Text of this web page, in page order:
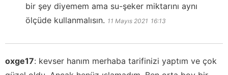
bir şey diyemem ama su-şeker miktarını aynı
ölçüde kullanmalısın. 11 Mayıs 2021 16:13
oxge17: kevser hanım merhaba tarifinizi yaptım ve çok